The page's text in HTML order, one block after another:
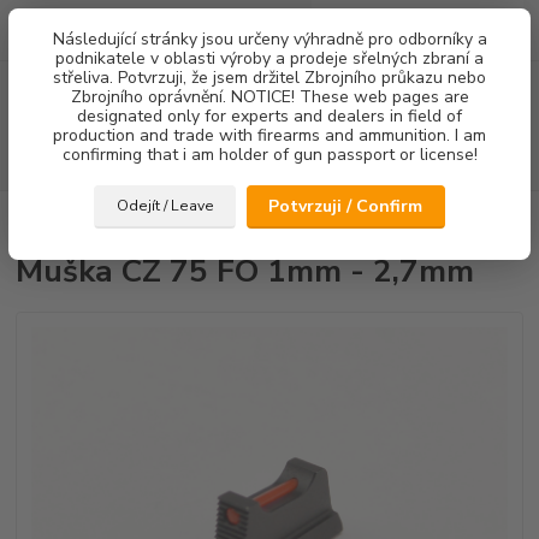
Následující stránky jsou určeny výhradně pro odborníky a
podnikatele v oblasti výroby a prodeje sřelných zbraní a
střeliva. Potvrzuji, že jsem držitel Zbrojního průkazu nebo
Zbrojního oprávnění. NOTICE! These web pages are
designated only for experts and dealers in field of
production and trade with firearms and ammunition. I am
confirming that i am holder of gun passport or license!
Odejít / Leave Potvrzuji / Confirm
Menu
Hledat
za0,00 Kč
Muška CZ 75 FO 1mm - 2,7mm
Muška CZ 75 FO 1mm - 2,7mm